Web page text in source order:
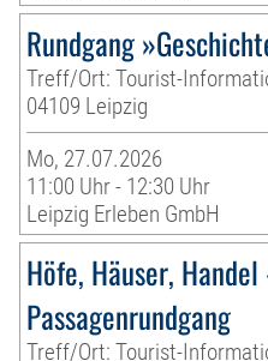
Rundgang
Treff/Ort: Tourist-
04109 Leipzig
Mo, 27.07.2026
11:00 Uhr - 12:30 Uhr
Leipzig Erleben GmbH
Höfe, Häuser,
Passagenrundgang
Treff/Ort: Tourist-